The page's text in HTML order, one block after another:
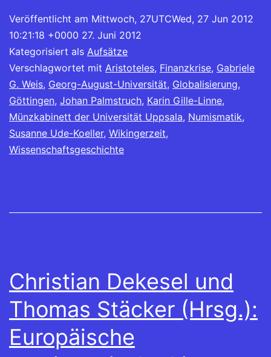
Veröffentlicht am Mittwoch, 27UTCWed, 27 Jun 2012
10:21:18 +0000 27. Juni 2012
Kategorisiert als Aufsätze
Verschlagwortet mit Aristoteles, Finanzkrise, Gabriele
G. Weis, Georg-August-Universität, Globalisierung,
Göttingen, Johan Palmstruch, Karin Gille-Linne,
Münzkabinett der Universität Uppsala, Numismatik,
Susanne Ude-Koeller, Wikingerzeit,
Wissenschaftsgeschichte
Christian Dekesel und
Thomas Stäcker (Hrsg.):
Europäische